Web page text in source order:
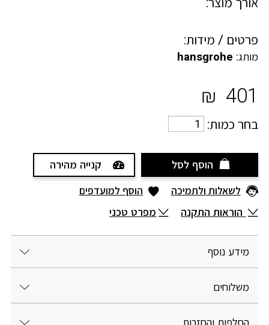
פרטים / מידות:
מותג: hansgrohe
401
₪
בחר כמות:
הוסף לסל קנייה מהירה
לשאלות ולתמיכה הוסף למועדפים
הוראות התקנה מפרט טכני
מידע נוסף
משלוחים
החלפות והחזרות